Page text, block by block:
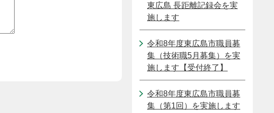
東広島 長距離記録会を実
施します
令和8年度東広島市職員募
集（技術職5月募集）を実
施します【受付終了】
令和8年度東広島市職員募
集（第1回）を実施します